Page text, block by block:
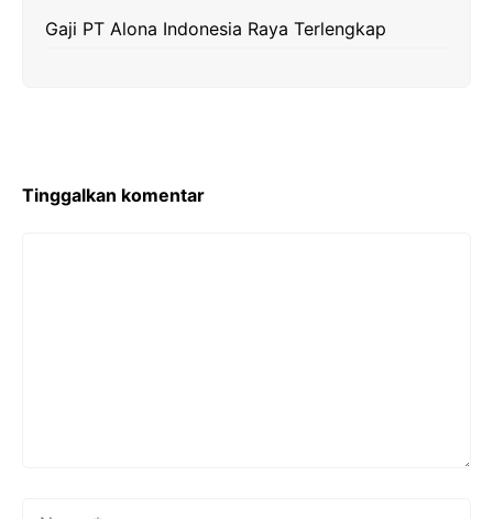
Gaji PT Alona Indonesia Raya Terlengkap
Tinggalkan komentar